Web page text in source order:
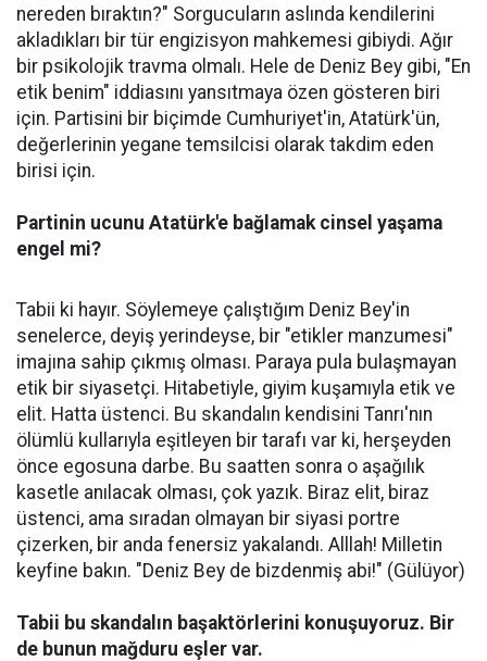
nereden bıraktın?" Sorgucuların aslında kendilerini
akladıkları bir tür engizisyon mahkemesi gibiydi. Ağır
bir psikolojik travma olmalı. Hele de Deniz Bey gibi, "En
etik benim" iddiasını yansıtmaya özen gösteren biri
için. Partisini bir biçimde Cumhuriyet'in, Atatürk'ün,
değerlerinin yegane temsilcisi olarak takdim eden
birisi için.
Partinin ucunu Atatürk'e bağlamak cinsel yaşama
engel mi?
Tabii ki hayır. Söylemeye çalıştığım Deniz Bey'in
senelerce, deyiş yerindeyse, bir "etikler manzumesi"
imajına sahip çıkmış olması. Paraya pula bulaşmayan
etik bir siyasetçi. Hitabetiyle, giyim kuşamıyla etik ve
elit. Hatta üstenci. Bu skandalın kendisini Tanrı'nın
ölümlü kullarıyla eşitleyen bir tarafı var ki, herşeyden
önce egosuna darbe. Bu saatten sonra o aşağılık
kasetle anılacak olması, çok yazık. Biraz elit, biraz
üstenci, ama sıradan olmayan bir siyasi portre
çizerken, bir anda fenersiz yakalandı. Alllah! Milletin
keyfine bakın. "Deniz Bey de bizdenmiş abi!" (Gülüyor)
Tabii bu skandalın başaktörlerini konuşuyoruz. Bir
de bunun mağduru eşler var.